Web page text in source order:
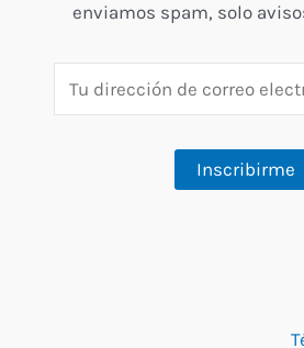
enviamos spam, solo